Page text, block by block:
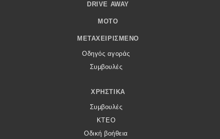
DRIVE AWAY
MOTO
ΜΕΤΑΧΕΙΡΙΣΜΈΝΟ
Οδηγός αγοράς
Συμβουλές
ΧΡΗΣΤΙΚΆ
Συμβουλές
ΚΤΕΟ
Οδική βοήθεια